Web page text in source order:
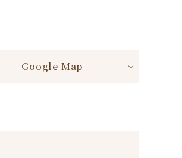
Google Map